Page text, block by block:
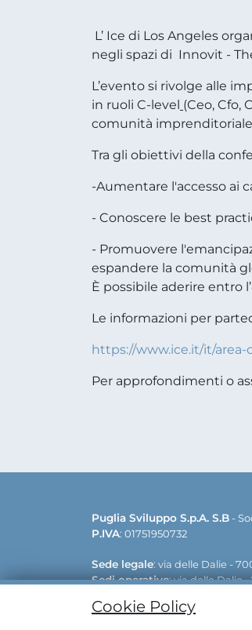
L’ Ice di Los Angeles
negli spazi di Innovit -
L’evento si rivolge all e
in ruoli C-level (Ceo, Cfo,
comunità
Tra gli obiettivi della
-Aumentare l'accesso ai
- Conoscere le best
- Promuovere
espandere la comunità
È possibile aderire entro
Le informazioni per
https://www.ice.it/it/
Per approfondimenti o
Puglia Sviluppo S.p.A. S.B-
P.IVA: 01751950732
Sede legale: via delle Dalie -
Sedi operative: via delle Dalie
Cookie Policy